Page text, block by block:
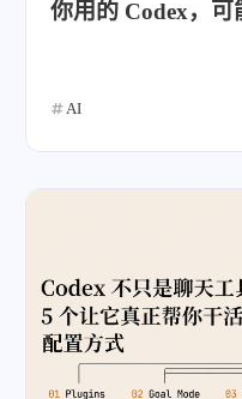
你用的 Codex，
AI